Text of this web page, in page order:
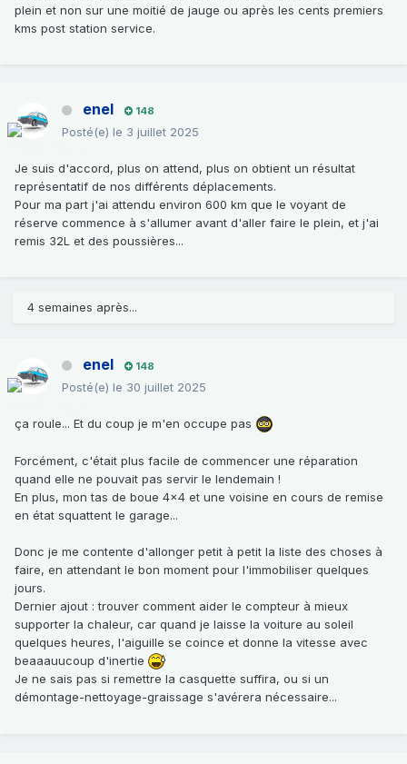
plein et non sur une moitié de jauge ou après les cents premiers
kms post station service.
enel 148
Posté(e) le 3 juillet 2025
Je suis d'accord, plus on attend, plus on obtient un résultat
représentatif de nos différents déplacements.
Pour ma part j'ai attendu environ 600 km que le voyant de
réserve commence à s'allumer avant d'aller faire le plein, et j'ai
remis 32L et des poussières...
4 semaines après...
enel 148
Posté(e) le 30 juillet 2025
ça roule... Et du coup je m'en occupe pas
Forcément, c'était plus facile de commencer une réparation
quand elle ne pouvait pas servir le lendemain !
En plus, mon tas de boue 4x4 et une voisine en cours de remise
en état squattent le garage...
Donc je me contente d'allonger petit à petit la liste des choses à
faire, en attendant le bon moment pour l'immobiliser quelques
jours.
Dernier ajout : trouver comment aider le compteur à mieux
supporter la chaleur, car quand je laisse la voiture au soleil
quelques heures, l'aiguille se coince et donne la vitesse avec
beaaauucoup d'inertie
Je ne sais pas si remettre la casquette suffira, ou si un
démontage-nettoyage-graissage s'avérera nécessaire...